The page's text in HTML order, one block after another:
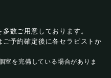
数ご用意しております。
予約確定後に各セラピストか
室を完備している場合がありま